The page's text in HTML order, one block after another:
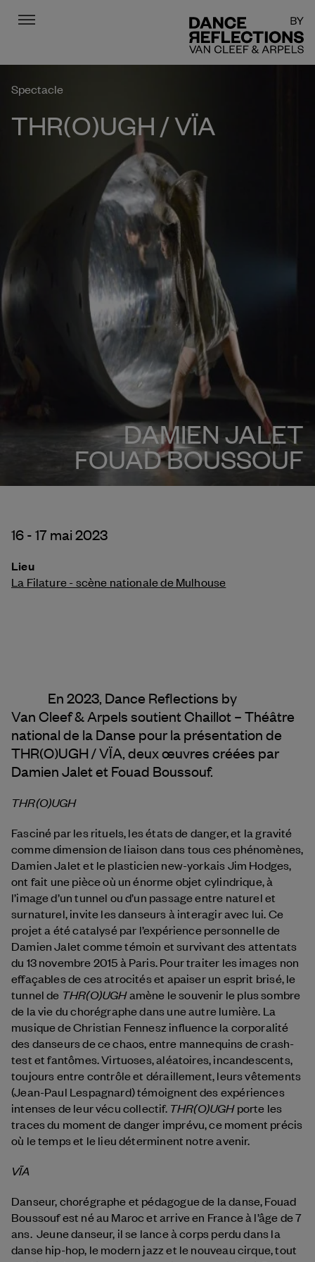
Menu
Spectacle
THR(O)UGH / VÏA
DAMIEN JALET
FOUAD BOUSSOUF
16 - 17 mai 2023
Lieu
La Filature - scène nationale de Mulhouse
En 2023, Dance Reflections by
Van Cleef & Arpels soutient Chaillot – Théâtre
national de la Danse pour la présentation de
THR(O)UGH / VÏA, deux œuvres créées par
Damien Jalet et Fouad Boussouf.
THR(O)UGH
Fasciné par les rituels, les états de danger, et la gravité
comme dimension de liaison dans tous ces phénomènes,
Damien Jalet et le plasticien new-yorkais Jim Hodges,
ont fait une pièce où un énorme objet cylindrique, à
l’image d’un tunnel ou d’un passage entre naturel et
surnaturel, invite les danseurs à interagir avec lui. Ce
projet a été catalysé par l’expérience personnelle de
Damien Jalet comme témoin et survivant des attentats
du 13 novembre 2015 à Paris. Pour traiter les images non
effaçables de ces atrocités et apaiser un esprit brisé, le
tunnel de THR(O)UGHamène le souvenir le plus sombre
de la vie du chorégraphe dans une autre lumière. La
musique de Christian Fennesz influence la corporalité
des danseurs de ce chaos, entre mannequins de crash-
test et fantômes. Virtuoses, aléatoires, incandescents,
toujours entre contrôle et déraillement, leurs vêtements
(Jean-Paul Lespagnard) témoignent des expériences
intenses de leur vécu collectif. THR(O)UGHporte les
traces du moment de danger imprévu, ce moment précis
où le temps et le lieu déterminent notre avenir.
VÏA
Danseur, chorégraphe et pédagogue de la danse, Fouad
Boussouf est né au Maroc et arrive en France à l’âge de 7
ans. Jeune danseur, il se lance à corps perdu dans la
danse hip-hop, le modern jazz et le nouveau cirque, tout